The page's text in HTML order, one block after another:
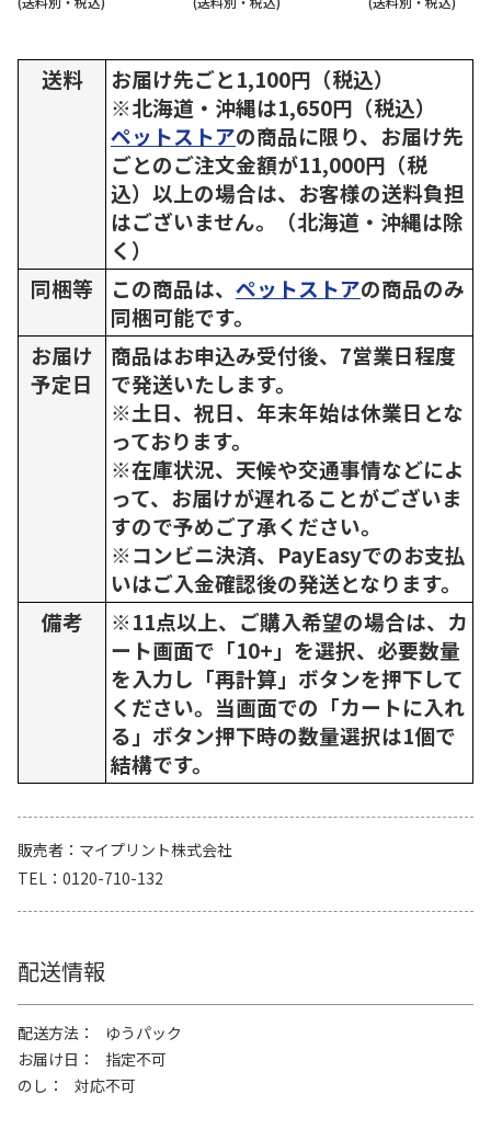
送料
お届け先ごと1,100円（税込）
※北海道・沖縄は1,650円（税込）
ペットストアの商品に限り、お届け先
ごとのご注文金額が11,000円（税
込）以上の場合は、お客様の送料負担
はございません。（北海道・沖縄は除
く）
同梱等
この商品は、 ペットストアの商品のみ
同梱可能です。
お届け
予定日
商品はお申込み受付後、7営業日程度
で発送いたします。
※土日、祝日、年末年始は休業日とな
っております。
※在庫状況、天候や交通事情などによ
って、お届けが遅れることがございま
すので予めご了承ください。
※コンビニ決済、PayEasyでのお支払
いはご入金確認後の発送となります。
備考
※11点以上、ご購入希望の場合は、カ
ート画面で「10+」を選択、必要数量
を入力し「再計算」ボタンを押下して
ください。当画面での「カートに入れ
る」ボタン押下時の数量選択は1個で
結構です。
販売者
マイプリント株式会社
TEL
0120-710-132
配送情報
配送方法
ゆうパック
お届け日
指定不可
のし
対応不可